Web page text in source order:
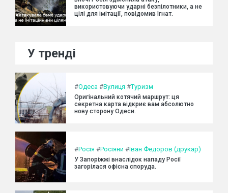
використовуючи ударні безпілотники, а не
цілі для імітації, повідомив Ігнат.
У тренді
#Одеса #Вулиця #Туризм
Оригінальний котячий маршрут: ця
секретна карта відкриє вам абсолютно
нову сторону Одеси.
#Росія #Росіяни #Іван Федоров (друкар)
У Запоріжжі внаслідок нападу Росії
загорілася офісна споруда.